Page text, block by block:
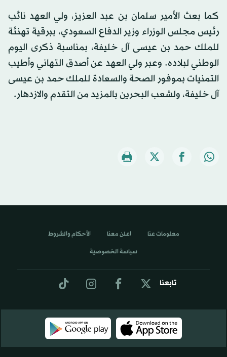
كما بعث الأمير سلمان بن عبد العزيز، ولي العهد نائب
رئيس مجلس الوزراء وزير الدفاع السعودي، ببرقية تهنئة
للملك حمد بن عيسى آل خليفة، بمناسبة ذكرى اليوم
الوطني لبلاده. وعبر ولي العهد عن أصدق التهاني وأطيب
التمنيات بموفور الصحة والسعادة للملك حمد بن عيسى
آل خليفة، ولشعب البحرين بالمزيد من التقدم والازدهار.
تابعنا
معلومات عنا اعلن معنا الأحكام والشروط
سياسة الخصوصية